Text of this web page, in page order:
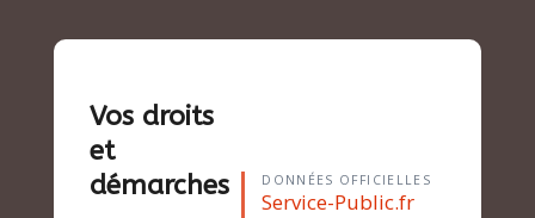
Vos droits
et
démarches
DONNÉES OFFICIELLES
Service-Public.fr